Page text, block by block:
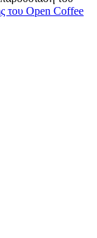
του Open Coffee